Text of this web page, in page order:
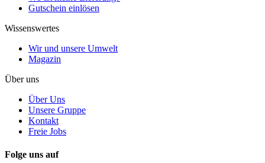
Gutschein einlösen
Wissenswertes
Wir und unsere Umwelt
Magazin
Über uns
Über Uns
Unsere Gruppe
Kontakt
Freie Jobs
Folge uns auf